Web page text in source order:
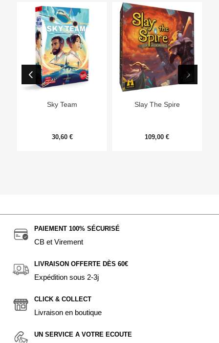
Sky Team
30,60 €
Slay The Spire
109,00 €
PAIEMENT 100% SÉCURISÉ
CB et Virement
LIVRAISON OFFERTE DÈS 60€
Expédition sous 2-3j
CLICK & COLLECT
Livraison en boutique
UN SERVICE A VOTRE ECOUTE